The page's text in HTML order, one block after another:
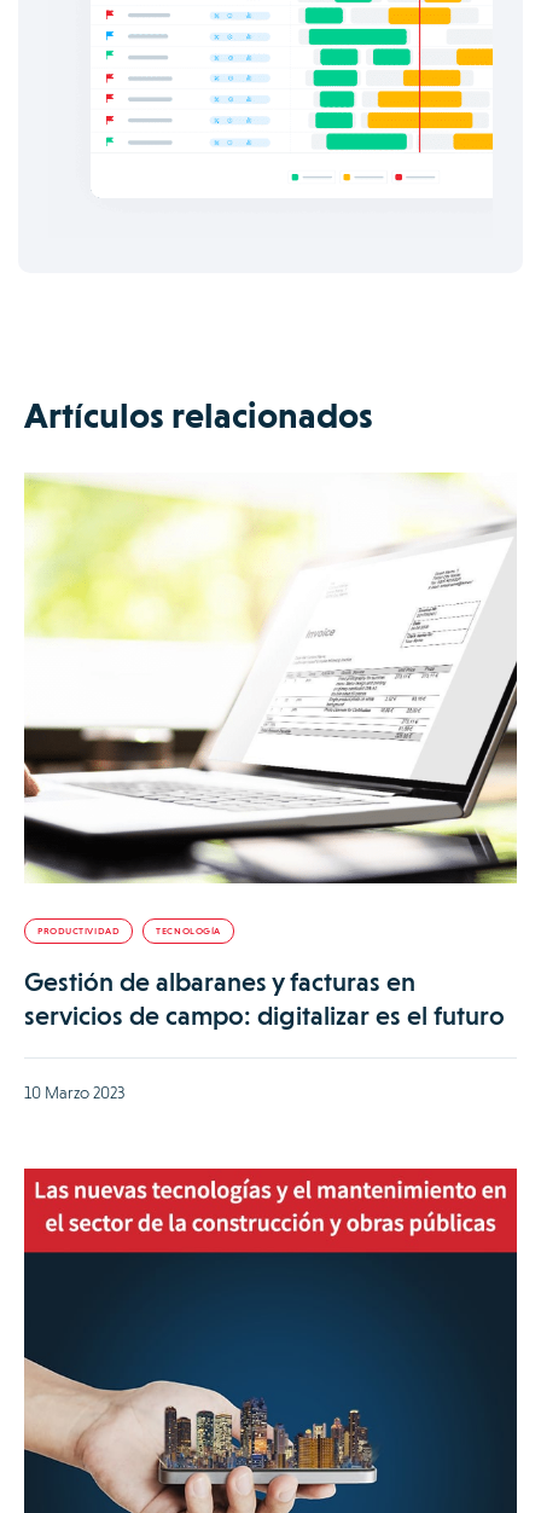
Artículos relacionados
PRODUCTIVIDAD TECNOLOGÍA
Gestión de albaranes y facturas en
servicios de campo: digitalizar es el futuro
10 Marzo 2023